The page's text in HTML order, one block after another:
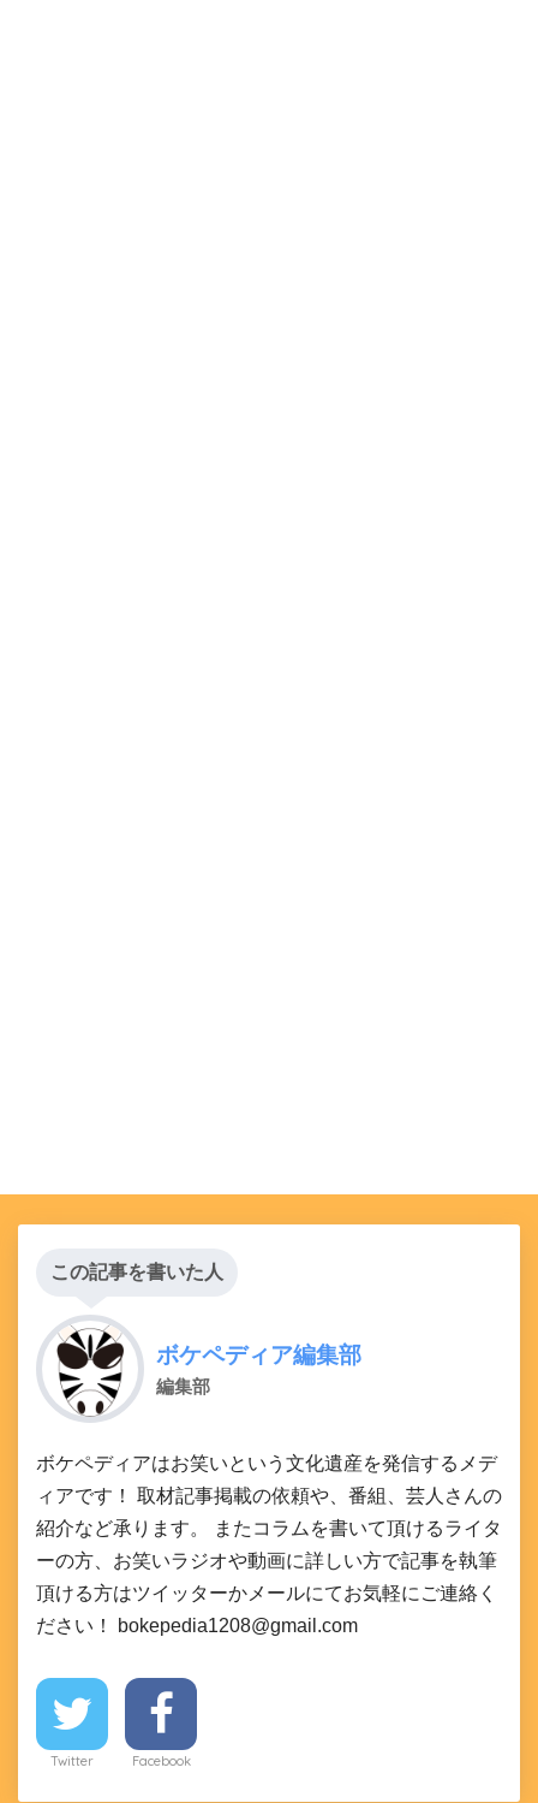
この記事を書いた人
ボケペディア編集部
編集部
ボケペディアはお笑いという文化遺産を発信するメデ
ィアです！ 取材記事掲載の依頼や、番組、芸人さんの
紹介など承ります。 またコラムを書いて頂けるライタ
ーの方、お笑いラジオや動画に詳しい方で記事を執筆
頂ける方はツイッターかメールにてお気軽にご連絡く
ださい！ bokepedia1208@gmail.com
Twitter Facebook